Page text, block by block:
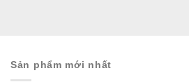
Sản phẩm mới nhất